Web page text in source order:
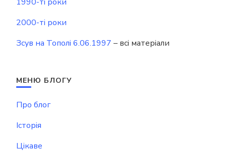
2000-ті роки
Зсув на Тополі 6.06.1997 – всі матеріали
МЕНЮ БЛОГУ
Про блог
Історія
Цікаве